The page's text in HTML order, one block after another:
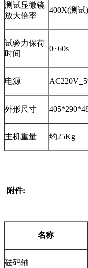
测试显微镜
放大倍率
400X(测试
试验力保荷
时间
0~60s
电源 AC220V+
外形尺寸
主机重量 约25Kg
附件:
名称
砝码轴